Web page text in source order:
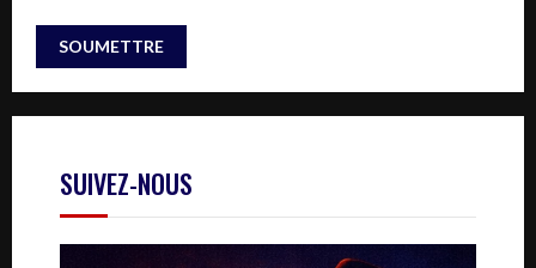
SUIVEZ-NOUS